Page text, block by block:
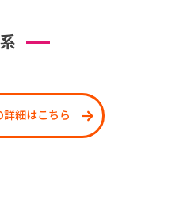
細はこちら